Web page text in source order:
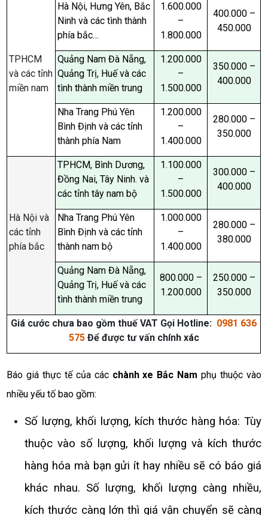
TPHCM
và các tỉnh
miền nam
Hà Nội, Hưng Yên, Bắc
Ninh và các tình thành
phía bắc…
1.600.000
–
1.800.000
400.000 –
450.000
Quảng Nam Đà Nẵng,
Quảng Trị, Huế và các
tình thành miền trung
1.200.000
–
1.500.000
350.000 –
400.000
Nha Trang Phú Yên
Bình Định và các tỉnh
thành phía Nam
1.200.000
–
1.400.000
280.000 –
350.000
Hà Nội và
các tỉnh
phía bắc
TPHCM, Bình Dương,
Đồng Nai, Tây Ninh. và
các tỉnh tây nam bộ
1.100.000
–
1.500.000
300.000 –
400.000
Nha Trang Phú Yên
Bình Định và các tỉnh
thành nam bộ
1.000.000
–
1.400.000
280.000 –
380.000
Quảng Nam Đà Nẵng,
Quảng Trị, Huế và các
tình thành miền trung
800.000 –
1.200.000
250.000 –
350.000
Giá cước chưa bao gồm thuế VAT Gọi Hotline: 0981 636
575Để được tư vấn chính xác
Báo giá thực tế của các chành xe Bắc Nam phụ thuộc vào
nhiều yếu tố bao gồm:
Số lượng, khối lượng, kích thước hàng hóa: Tùy
thuộc vào số lượng, khối lượng và kích thước
hàng hóa mà bạn gửi ít hay nhiều sẽ có báo giá
khác nhau. Số lượng, khối lượng càng nhiều,
kích thước càng lớn thì giá vận chuyển sẽ càng